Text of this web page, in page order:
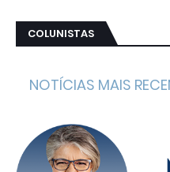
COLUNISTAS
NOTÍCIAS MAIS